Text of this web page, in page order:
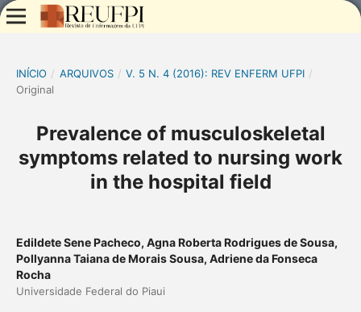
INÍCIO / ARQUIVOS / V. 5 N. 4 (2016): REV ENFERM UFPI /
Original
Prevalence of musculoskeletal
symptoms related to nursing work
in the hospital field
Edildete Sene Pacheco, Agna Roberta Rodrigues de Sousa,
Pollyanna Taiana de Morais Sousa, Adriene da Fonseca
Rocha
Universidade Federal do Piaui